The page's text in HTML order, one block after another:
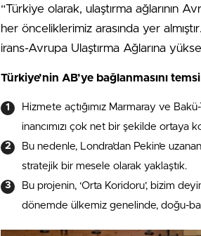
“Türkiye olarak, ulaştırma ağlarının
her önceliklerimiz arasında yer
irans-Avrupa Ulaştırma Ağlarına
Türkiye’nin AB’ye bağlanmasını
Hizmete açtığımız Marmaray ve
inancımızı çok net bir şekilde ortaya
Bu nedenle, Londra’dan Pekin’e
stratejik bir mesele olarak yaklaştık.
Bu projenin, ‘Orta Koridoru’, bizim
dönemde ülkemiz genelinde, doğu-